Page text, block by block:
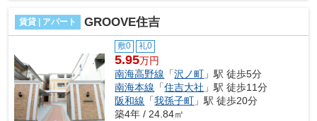
賃貸 | アパート GROOVE住吉
敷0 礼0
5.95万円
南海高野線 「沢ノ町 」駅 徒歩5分
南海本線 「住吉大社 」駅 徒歩11分
阪和線 「我孫子町 」駅 徒歩20分
築4年 / 24.84㎡